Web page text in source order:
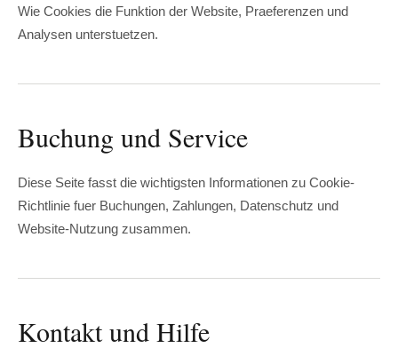
Wie Cookies die Funktion der Website, Praeferenzen und
Analysen unterstuetzen.
Buchung und Service
Diese Seite fasst die wichtigsten Informationen zu Cookie-
Richtlinie fuer Buchungen, Zahlungen, Datenschutz und
Website-Nutzung zusammen.
Kontakt und Hilfe